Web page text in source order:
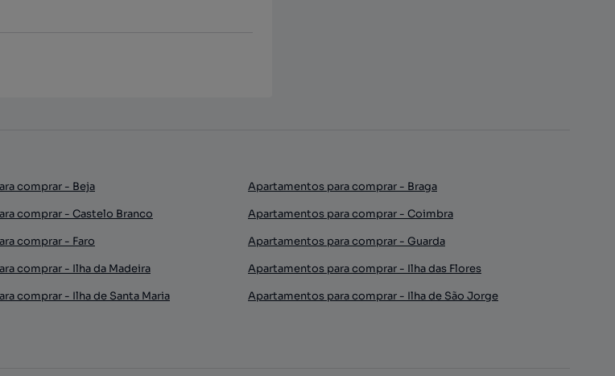
comprar - Beja
Apartamentos para comprar - Braga
comprar - Castelo Branco
Apartamentos para comprar - Coimbra
comprar - Faro
Apartamentos para comprar - Guarda
comprar - Ilha da Madeira
Apartamentos para comprar - Ilha das Flores
comprar - Ilha de Santa Maria Apartamentos para comprar - Ilha de São Jorge